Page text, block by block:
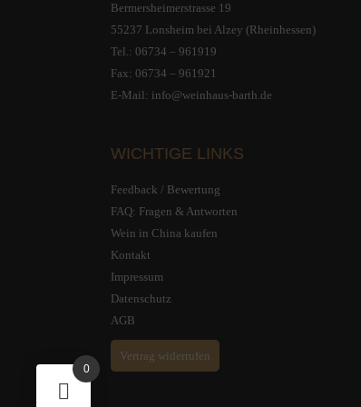
Bermersheimerstrasse 19
55237 Lonsheim bei Alzey (Rheinhessen)
Tel.: 06734 – 961919
Fax: 06734 – 961921
E-Mail: info@weinhaus-barth.de
WICHTIGE LINKS
Feedback / Bewertung
FAQ: Fragen & Antworten
Wein in China kaufen
Kontakt
Impressum
Datenschutz
AGB
Vertrag widerrufen
0